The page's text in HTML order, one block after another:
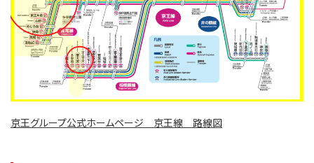
京王グループ公式ホームページ 京王線 路線図